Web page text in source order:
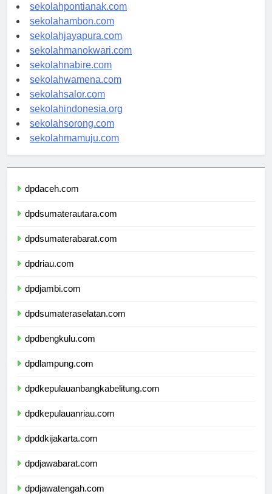
sekolahbanjarbaru.com
sekolahpontianak.com
sekolahambon.com
sekolahjayapura.com
sekolahmanokwari.com
sekolahnabire.com
sekolahwamena.com
sekolahsalor.com
sekolahindonesia.org
sekolahsorong.com